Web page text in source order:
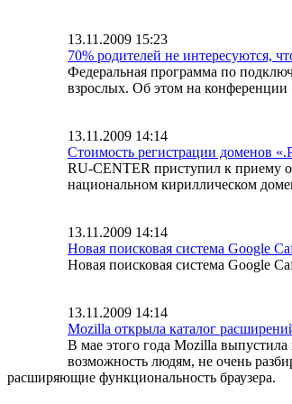
13.11.2009 15:23
70% родителей не интересуются,
Федеральная программа по
взрослых. Об этом на конференции
13.11.2009 14:14
Стоимость регистрации доменов
RU-CENTER приступил к приему
национальном кириллическом
13.11.2009 14:14
Новая поисковая система Google
Новая поисковая система Google
13.11.2009 14:14
Mozilla открыла каталог
В мае этого года Mozilla
возможность людям, не очень
расширяющие функциональность браузера.